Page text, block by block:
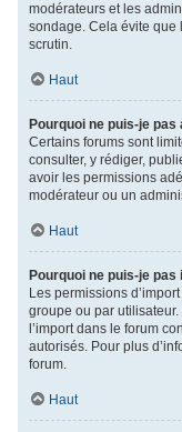
modérateurs et les
sondage. Cela évite que
scrutin.
Haut
Pourquoi ne puis-je
Certains forums sont
consulter, y rédiger,
avoir les permissions
modérateur ou un
Haut
Pourquoi ne puis-je
Les permissions
groupe ou par
l’import dans le forum
autorisés. Pour plus
forum.
Haut